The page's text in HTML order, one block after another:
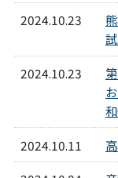
2024.10.23
2024.10.23
2024.10.11